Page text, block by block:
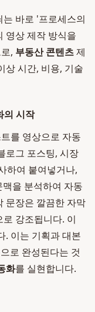
바로 '프로세스의
영상 제작 방식을
, 부동산 콘텐츠제
상 시간, 비용, 기술
의 시작
를 영상으로 자동
로그 포스팅, 시장
하여 붙여넣거나,
을 분석하여 자동
문장은 깔끔한 자막
강조됩니다. 이
. 이는 기획과 대본
로 완성된다는 것
화를 실현합니다.